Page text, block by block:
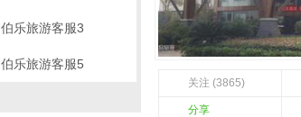
关注 (3865)
分享
伯乐旅游客服3
伯乐旅游客服5